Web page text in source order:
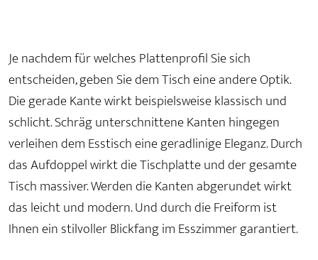
Je nachdem für welches Plattenprofil Sie sich
entscheiden, geben Sie dem Tisch eine andere Optik.
Die gerade Kante wirkt beispielsweise klassisch und
schlicht. Schräg unterschnittene Kanten hingegen
verleihen dem Esstisch eine geradlinige Eleganz. Durch
das Aufdoppel wirkt die Tischplatte und der gesamte
Tisch massiver. Werden die Kanten abgerundet wirkt
das leicht und modern. Und durch die Freiform ist
Ihnen ein stilvoller Blickfang im Esszimmer garantiert.